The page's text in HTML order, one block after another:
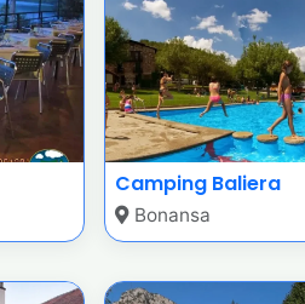
Camping Baliera
Bonansa